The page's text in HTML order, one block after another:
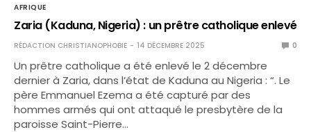
AFRIQUE
Zaria (Kaduna, Nigeria) : un prêtre catholique enlevé
RÉDACTION CHRISTIANOPHOBIE 14 DÉCEMBRE 2025 0
Un prêtre catholique a été enlevé le 2 décembre
dernier à Zaria, dans l’état de Kaduna au Nigeria : “. Le
père Emmanuel Ezema a été capturé par des
hommes armés qui ont attaqué le presbytère de la
paroisse Saint-Pierre…